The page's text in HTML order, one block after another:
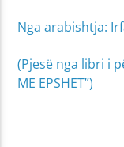
Nga arabishtja:
(Pjesë nga libri i
ME EPSHET”)